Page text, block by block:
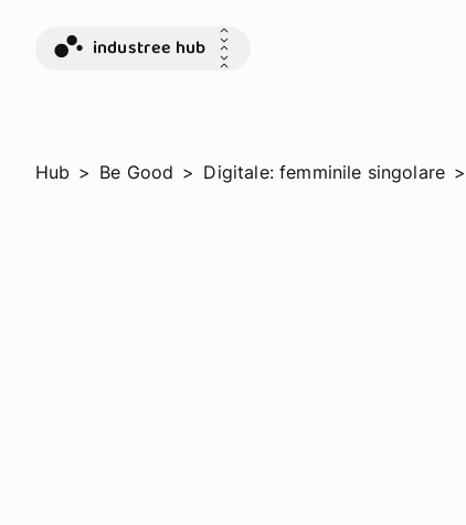
industree hub
Hub > Be Good > Digitale: femminile singolare >